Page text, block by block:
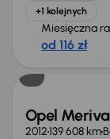
+1 kolejnych
Miesięczna
od 116 zł
Opel Meriva
2012139 608 km